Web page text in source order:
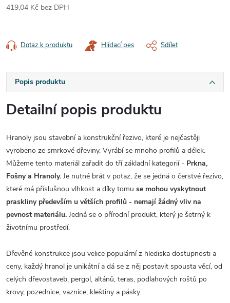
419,04 Kč bez DPH
cena:
Dotaz k produktu Hlídací pes Sdílet
Popis produktu
Detailní popis produktu
Hranoly jsou stavební a konstrukční řezivo, které je nejčastěji
vyrobeno ze smrkové dřeviny. Vyrábí se mnoho profilů a délek.
Můžeme tento materiál zařadit do tří základní kategorií - Prkna,
Fošny a Hranoly. Je nutné brát v potaz, že se jedná o čerstvé řezivo,
které má příslušnou vlhkost a díky tomu se mohou vyskytnout
praskliny především u větších profilů - nemají žádný vliv na
pevnost materiálu. Jedná se o přírodní produkt, který je šetrný k
životnímu prostředí.
Dřevěné konstrukce jsou velice populární z hlediska dostupnosti a
ceny, každý hranol je unikátní a dá se z něj postavit spousta věcí, od
celých dřevostaveb, pergol, altánů, teras, podlahových roštů po
krovy, pozednice, vaznice, kleštiny a pásky.